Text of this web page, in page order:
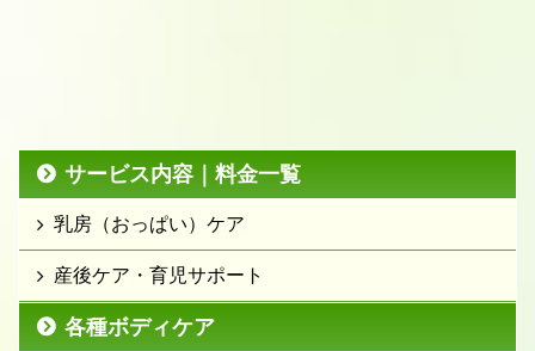
サービス内容｜料金一覧
乳房（おっぱい）ケア
産後ケア・育児サポート
各種ボディケア